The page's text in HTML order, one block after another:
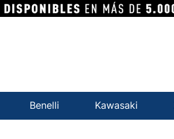
Benelli Kawasaki